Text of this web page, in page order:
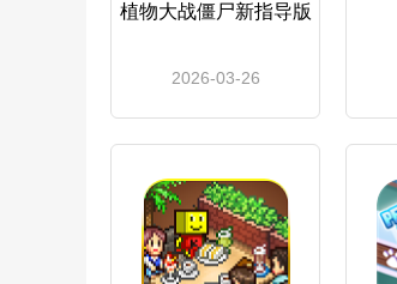
植物大战僵尸新指导版
2026-03-26